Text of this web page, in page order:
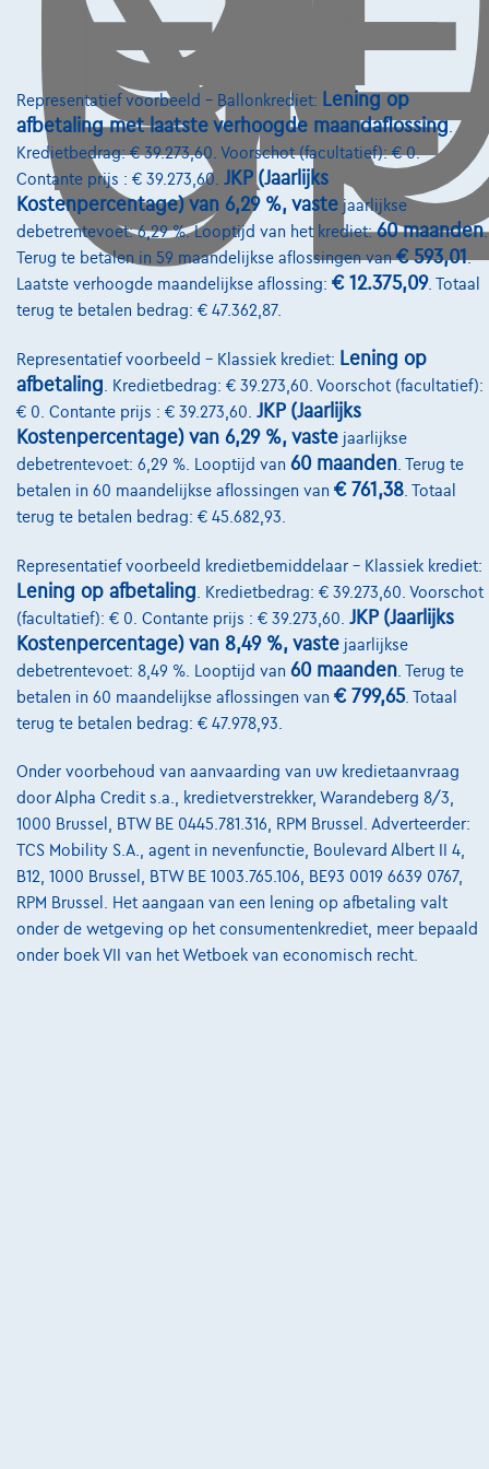
Vergelijk
Bekijk wagen
Mercedes-Benz E 300
Break E de AMG Line Panoramisch dak| 360° Camera| Burmester|HUD +
€39.450 1 ✓BTW aftrekbaar
Vanaf€757,00/maandmet een laatste
maandaflossing van€10.619,50
Ontdek het volledige cijfervoorbeeld
7700 Mouscron, Ghistelinck Mouscron
Bekijk wagen
Representatief voorbeeld – Ballonkrediet: Lening op
afbetaling met laatste verhoogde maandaflossing
Kredietbedrag: € 39.273,60. Voorschot (facultatief): € 0.
Contante prijs : € 39.273,60. JKP (Jaarlijks
Kostenpercentage) van 6,29 %, vaste jaarlijkse
debetrentevoet: 6,29 %. Looptijd van het krediet:60 maanden.
Terug te betalen in 59 maandelijkse aflossingen van€ 593,01.
Laatste verhoogde maandelijkse aflossing: € 12.375,09. Totaal
terug te betalen bedrag: € 47.362,87.
Representatief voorbeeld – Klassiek krediet: Lening op
afbetaling . Kredietbedrag: € 39.273,60. Voorschot (facultatief):
€ 0. Contante prijs : € 39.273,60. JKP (Jaarlijks
Kostenpercentage) van 6,29 %, vaste jaarlijkse
debetrentevoet: 6,29 %. Looptijd van 60 maanden . Terug te
betalen in 60 maandelijkse aflossingen van € 761,38 . Totaal
terug te betalen bedrag: € 45.682,93.
Representatief voorbeeld kredietbemiddelaar – Klassiek krediet:
Lening op afbetaling . Kredietbedrag: € 39.273,60. Voorschot
(facultatief): € 0. Contante prijs : € 39.273,60. JKP (Jaarlijks
Kostenpercentage) van 8,49 %, vaste jaarlijkse
debetrentevoet: 8,49 %. Looptijd van 60 maanden . Terug te
betalen in 60 maandelijkse aflossingen van € 799,65. Totaal
terug te betalen bedrag: € 47.978,93.
Onder voorbehoud van aanvaarding van uw kredietaanvraag
door Alpha Credit s.a., kredietverstrekker, Warandeberg 8/3,
1000 Brussel, BTW BE 0445.781.316, RPM Brussel. Adverteerder:
TCS Mobility S.A., agent in nevenfunctie, Boulevard Albert II 4,
B12, 1000 Brussel, BTW BE 1003.765.106, BE93 0019 6639 0767,
RPM Brussel. Het aangaan van een lening op afbetaling valt
onder de wetgeving op het consumentenkrediet, meer bepaald
onder boek VII van het Wetboek van economisch recht.